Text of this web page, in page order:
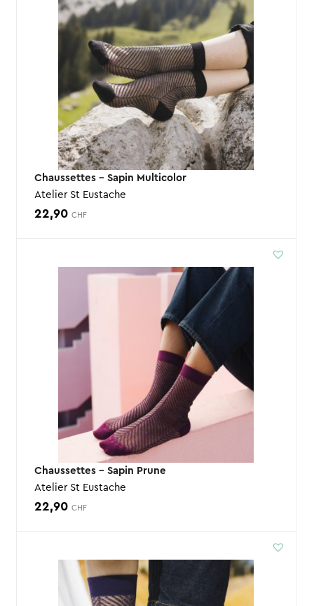
Chaussettes – Sapin Multicolor
Atelier St Eustache
22,90 CHF
Chaussettes – Sapin Prune
Atelier St Eustache
22,90 CHF